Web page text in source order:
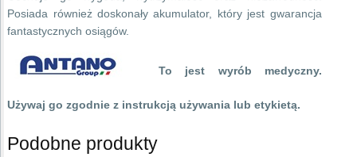
Posiada również doskonały akumulator, który jest gwarancja
fantastycznych osiągów.
To jest wyrób medyczny.
Używaj go zgodnie z instrukcją używania lub etykietą.
Podobne produkty